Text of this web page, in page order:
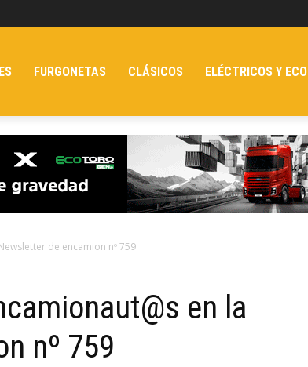
FURGONETAS CLÁSICOS ELÉCTRICOS Y ECO
de encamion nº 759
en la
nº 759